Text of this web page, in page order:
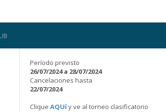
Período previsto
26/07/2024 a 28/07/2024
Cancelaciones hasta
22/07/2024
Clique AQUíy ve al torneo clasificatorio